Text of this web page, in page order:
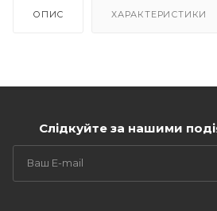
ОПИС ХАРАКТЕРИСТИКИ
Слідкуйте за нашими